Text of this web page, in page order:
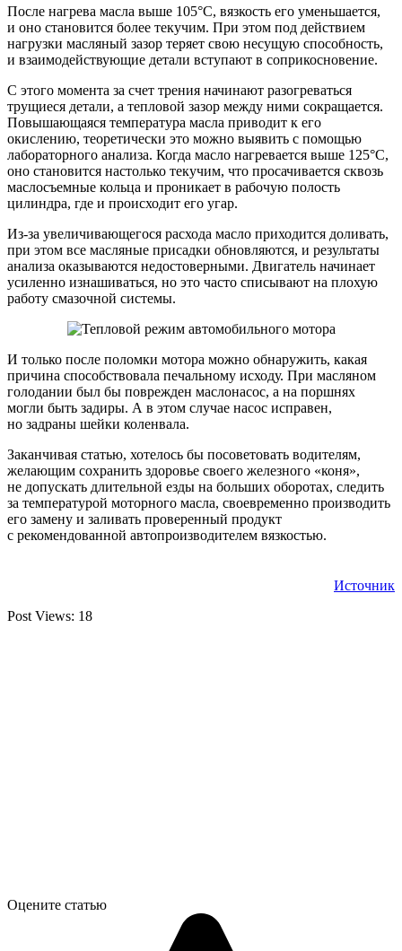
После нагрева масла выше 105°C, вязкость его уменьшается,
и оно становится более текучим. При этом под действием
нагрузки масляный зазор теряет свою несущую способность,
и взаимодействующие детали вступают в соприкосновение.
С этого момента за счет трения начинают разогреваться
трущиеся детали, а тепловой зазор между ними сокращается.
Повышающаяся температура масла приводит к его
окислению, теоретически это можно выявить с помощью
лабораторного анализа. Когда масло нагревается выше 125°C,
оно становится настолько текучим, что просачивается сквозь
маслосъемные кольца и проникает в рабочую полость
цилиндра, где и происходит его угар.
Из-за увеличивающегося расхода масло приходится доливать,
при этом все масляные присадки обновляются, и результаты
анализа оказываются недостоверными. Двигатель начинает
усиленно изнашиваться, но это часто списывают на плохую
работу смазочной системы.
И только после поломки мотора можно обнаружить, какая
причина способствовала печальному исходу. При масляном
голодании был бы поврежден маслонасос, а на поршнях
могли быть задиры. А в этом случае насос исправен,
но задраны шейки коленвала.
Заканчивая статью, хотелось бы посоветовать водителям,
желающим сохранить здоровье своего железного «коня»,
не допускать длительной езды на больших оборотах, следить
за температурой моторного масла, своевременно производить
его замену и заливать проверенный продукт
с рекомендованной автопроизводителем вязкостью.
Источник
Post Views: 18
Оцените статью